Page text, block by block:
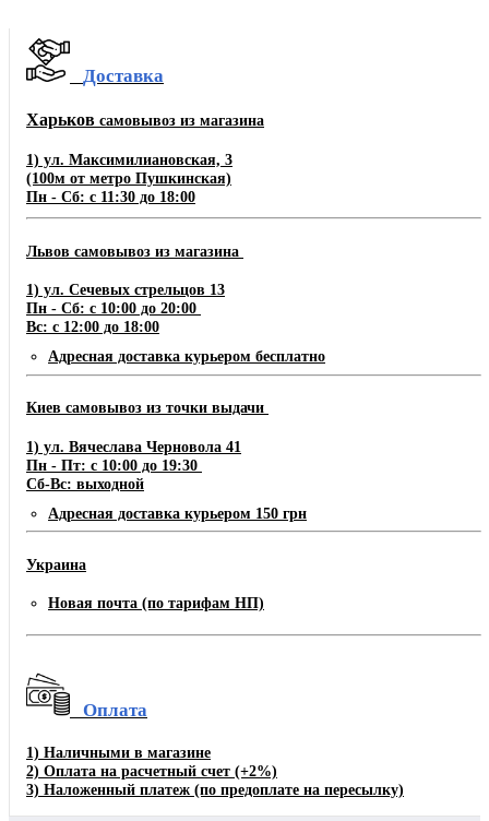
Доставка
Харьков самовывоз из магазина
1) ул. Максимилиановская, 3
(100м от метро Пушкинская)
Пн - Сб: с 11:30 до 18:00
Львов самовывоз из магазина
1) ул. Сечевых стрельцов 13
Пн - Сб: с 10:00 до 20:00
Вс: с 12:00 до 18:00
Адресная доставка курьером бесплатно
Киев самовывоз из точки выдачи
1) ул. Вячеслава Черновола 41
Пн - Пт: с 10:00 до 19:30
Сб-Вс: выходной
Адресная доставка курьером 150 грн
Украина
Новая почта (по тарифам НП)
Оплата
1) Наличными в магазине
2) Оплата на расчетный счет (+2%)
3) Наложенный платеж (по предоплате на пересылку)